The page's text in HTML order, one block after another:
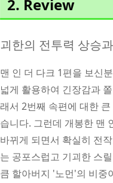
2. Review
괴한의 전투력 상승
맨 인 더 다크 1편을 보신
넓게 활용하여 긴장감과
래서 2번째 속편에 대한
습니다. 그런데 개봉한 맨
바뀌게 되면서 확실히 전
는 공포스럽고 기괴한 스
큼 할아버지 '노먼'의 비중